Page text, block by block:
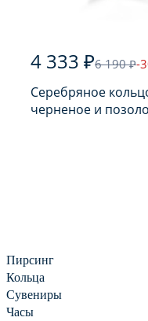
4 333 ₽6 190 ₽-
Серебряное
черненое и
Пирсинг
Кольца
Сувениры
Часы